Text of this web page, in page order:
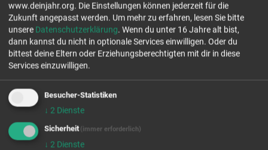
www.avc-de.org
Jetzt Kontakt aufnehmen
freie Plätze Jahrgang 27/28
Stellenanzahl 2
EINSATZFELDER
www.deinjahr.org. Die Einstellungen können jederzeit für die
Zukunft angepasst werden. Um mehr zu erfahren, lesen Sie bitte
unsere Datenschutzerklärung. Wenn du unter 16 Jahre alt bist,
dann kannst du nicht in optionale Services einwilligen. Oder du
bittest deine Eltern oder Erziehungsberechtigten mit dir in diese
Services einzuwilligen.
Besucher-Statistiken
↓ 2 Dienste
Sicherheit (immer erforderlich)
↓ 2 Dienste